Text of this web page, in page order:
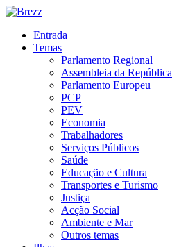
Entrada
Temas
Parlamento Regional
Assembleia da República
Parlamento Europeu
PCP
PEV
Economia
Trabalhadores
Serviços Públicos
Saúde
Educação e Cultura
Transportes e Turismo
Justiça
Acção Social
Ambiente e Mar
Outros temas